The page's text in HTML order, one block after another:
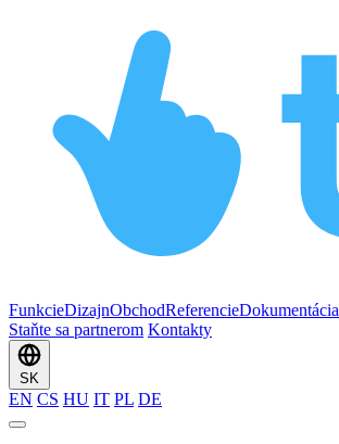
FunkcieDizajnObchodReferencieDokumentácia
Staňte sa partnerom Kontakty
SK
EN CS HU IT PL DE